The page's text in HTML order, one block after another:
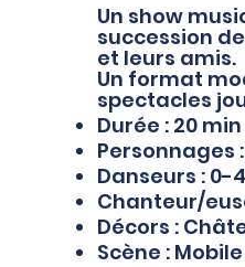
Un show
succession
et leurs amis.
Un format
spectacles
Durée : 20 min
Personnages
Danseurs : 0-
Chanteur/
Décors :
Scène : Mobile